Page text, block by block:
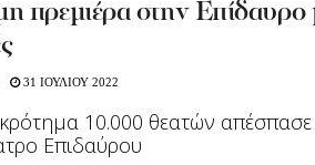
πρεμιέρα στην Επίδαυρο
31 ΙΟΥΛΙΟΥ 2022
10.000 θεατών απέσπασε
Επιδαύρου